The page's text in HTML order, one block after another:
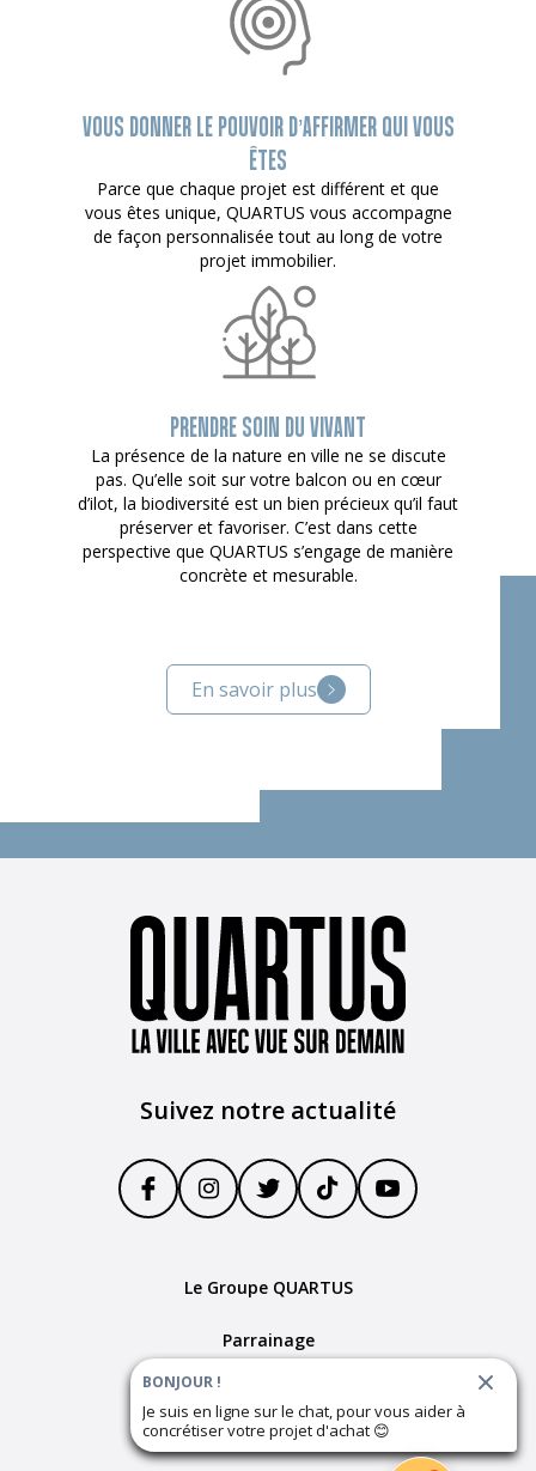
VOUS DONNER LE POUVOIR D’AFFIRMER QUI VOUS
ÊTES
Parce que chaque projet est différent et que
vous êtes unique, QUARTUS vous accompagne
de façon personnalisée tout au long de votre
projet immobilier.
PRENDRE SOIN DU VIVANT
La présence de la nature en ville ne se discute
pas. Qu’elle soit sur votre balcon ou en cœur
d’ilot, la biodiversité est un bien précieux qu’il faut
préserver et favoriser. C’est dans cette
perspective que QUARTUS s’engage de manière
concrète et mesurable.
En savoir plus
Suivez notre actualité
Le Groupe QUARTUS
Parrainage
Devenir partenaire
Plan du site
BONJOUR !
Je suis en ligne sur le chat, pour vous aider à
concrétiser votre projet d'achat 😊